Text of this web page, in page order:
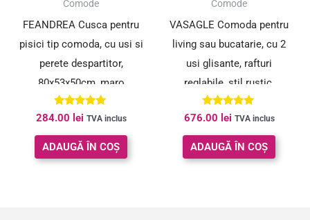
Comode
FEANDREA Cusca pentru
pisici tip comoda, cu usi si
perete despartitor,
80x53x50cm, maro
Evaluat la
5.00
din 5
284.00 lei TVA inclus
ADAUGĂ ÎN COȘ
Comode
VASAGLE Comoda pentru
living sau bucatarie, cu 2
usi glisante, rafturi
reglabile, stil rustic,
33x100x80cm, gri
Evaluat la
5.00
din 5
676.00 lei TVA inclus
ADAUGĂ ÎN COȘ